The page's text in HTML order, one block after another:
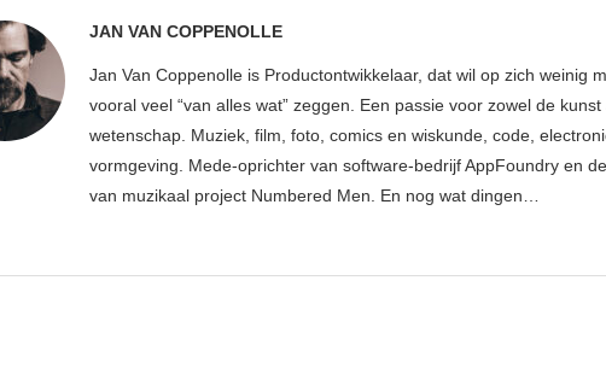
JAN VAN COPPENOLLE
Jan Van Coppenolle is Productontwikkelaar, dat wil op zich weinig
vooral veel “van alles wat” zeggen. Een passie voor zowel de kunst
wetenschap. Muziek, film, foto, comics en wiskunde, code,
vormgeving. Mede-oprichter van software-bedrijf AppFoundry en
van muzikaal project Numbered Men. En nog wat dingen…